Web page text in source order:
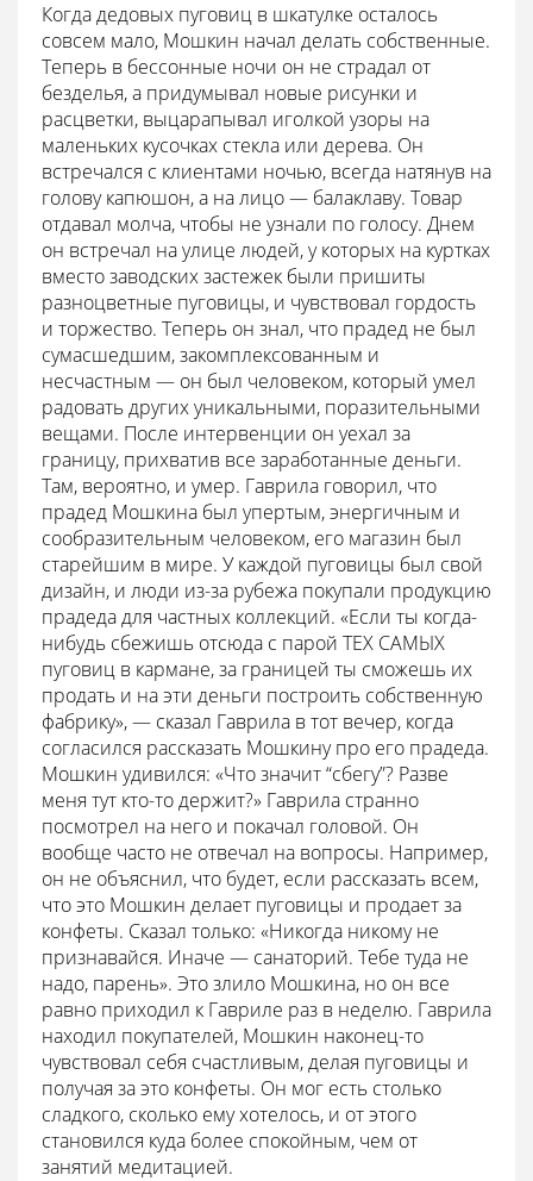
Когда дедовых пуговиц в шкатулке осталось
совсем мало, Мошкин начал делать собственные.
Теперь в бессонные ночи он не страдал от
безделья, а придумывал новые рисунки и
расцветки, выцарапывал иголкой узоры на
маленьких кусочках стекла или дерева. Он
встречался с клиентами ночью, всегда натянув на
голову капюшон, а на лицо — балаклаву. Товар
отдавал молча, чтобы не узнали по голосу. Днем
он встречал на улице людей, у которых на куртках
вместо заводских застежек были пришиты
разноцветные пуговицы, и чувствовал гордость
и торжество. Теперь он знал, что прадед не был
сумасшедшим, закомплексованным и
несчастным — он был человеком, который умел
радовать других уникальными, поразительными
вещами. После интервенции он уехал за
границу, прихватив все заработанные деньги.
Там, вероятно, и умер. Гаврила говорил, что
прадед Мошкина был упертым, энергичным и
сообразительным человеком, его магазин был
старейшим в мире. У каждой пуговицы был свой
дизайн, и люди из-за рубежа покупали продукцию
прадеда для частных коллекций. «Если ты когда-
нибудь сбежишь отсюда с парой ТЕХ САМЫХ
пуговиц в кармане, за границей ты сможешь их
продать и на эти деньги построить собственную
фабрику», — сказал Гаврила в тот вечер, когда
согласился рассказать Мошкину про его прадеда.
Мошкин удивился: «Что значит “сбегу”? Разве
меня тут кто-то держит?» Гаврила странно
посмотрел на него и покачал головой. Он
вообще часто не отвечал на вопросы. Например,
он не объяснил, что будет, если рассказать всем,
что это Мошкин делает пуговицы и продает за
конфеты. Сказал только: «Никогда никому не
признавайся. Иначе — санаторий. Тебе туда не
надо, парень». Это злило Мошкина, но он все
равно приходил к Гавриле раз в неделю. Гаврила
находил покупателей, Мошкин наконец-то
чувствовал себя счастливым, делая пуговицы и
получая за это конфеты. Он мог есть столько
сладкого, сколько ему хотелось, и от этого
становился куда более спокойным, чем от
занятий медитацией.